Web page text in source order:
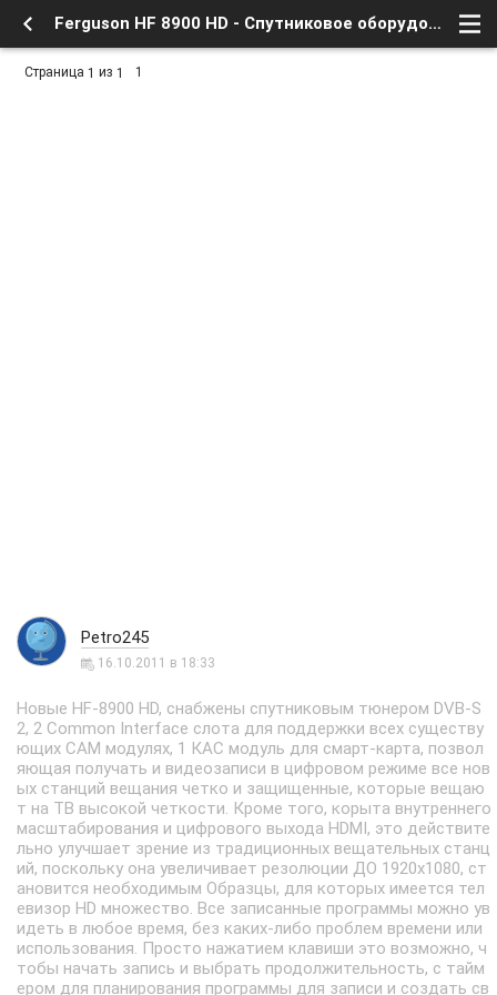
Ferguson HF 8900 HD - Спутниковое оборудование - FERGUSON HD - Форум о Спутниковом Телевидении
Страница 1 из 1 1
Petro245
16.10.2011 в 18:33
Новые HF-8900 HD, снабжены спутниковым тюнером DVB-S
2, 2 Common Interface слота для поддержки всех существу
ющих CAM модулях, 1 КАС модуль для смарт-карта, позвол
яющая получать и видеозаписи в цифровом режиме все нов
ых станций вещания четко и защищенные, которые вещаю
т на ТВ высокой четкости. Кроме того, корыта внутреннего
масштабирования и цифрового выхода HDMI, это действите
льно улучшает зрение из традиционных вещательных станц
ий, поскольку она увеличивает резолюции ДО 1920x1080, ст
ановится необходимым Образцы, для которых имеется тел
евизор HD множество. Все записанные программы можно ув
идеть в любое время, без каких-либо проблем времени или
использования. Просто нажатием клавиши это возможно, ч
тобы начать запись и выбрать продолжительность, с тайм
ером для планирования программы для записи и создать св